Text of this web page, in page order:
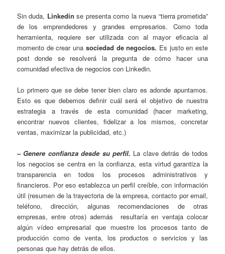
Sin duda, Linkedin se presenta como la nueva “tierra prometida”
de los emprendedores y grandes empresarios. Como toda
herramienta, requiere ser utilizada con al mayor eficacia al
momento de crear una sociedad de negocios. Es justo en este
post donde se resolverá la pregunta de cómo hacer una
comunidad efectiva de negocios con Linkedin.
Lo primero que se debe tener bien claro es adonde apuntamos.
Esto es que debemos definir cuál será el objetivo de nuestra
estrategia a través de esta comunidad (hacer marketing,
encontrar nuevos clientes, fidelizar a los mismos, concretar
ventas, maximizar la publicidad, etc.)
– Genere confianza desde su perfil. La clave detrás de todos
los negocios se centra en la confianza, esta virtud garantiza la
transparencia en todos los procesos administrativos y
financieros. Por eso establezca un perfil creíble, con información
útil (resumen de la trayectoria de la empresa, contacto por email,
teléfono, dirección, algunas recomendaciones de otras
empresas, entre otros) además resultaría en ventaja colocar
algún vídeo empresarial que muestre los procesos tanto de
producción como de venta, los productos o servicios y las
personas que hay detrás de ellos.